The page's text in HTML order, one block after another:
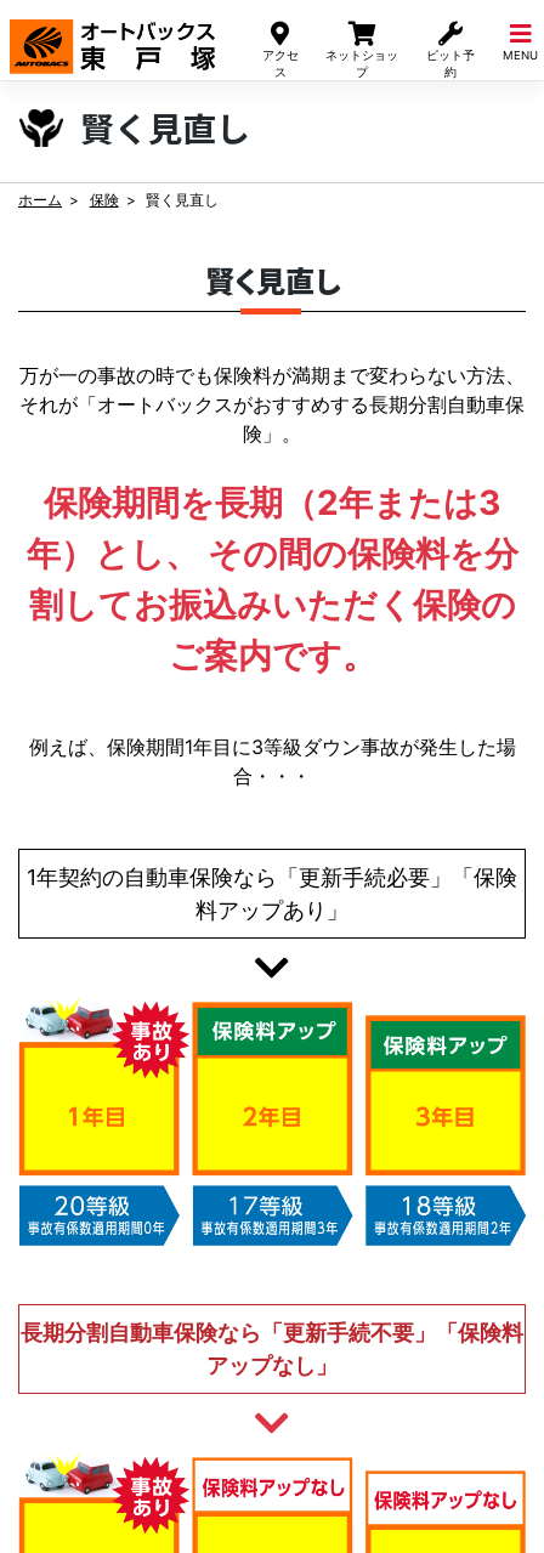
アクセ
ス
ネットショッ
プ
ピット予
約
MENU
Skip
content
賢く見直し
ホーム 保険 賢く見直し
賢く見直し
万が一の事故の時でも保険料が満期まで変わらない方法、
それが「オートバックスがおすすめする長期分割自動車保
険」。
保険期間を長期（2年または3
年）とし、
その間の保険料を分
割してお振込みいただく保険の
ご案内です。
例えば、保険期間1年目に3等級ダウン事故が発生した場
合・・・
1年契約の自動車保険なら「更新手続必要」「保険
料アップあり」
長期分割自動車保険なら「更新手続不要」「保険料
アップなし」